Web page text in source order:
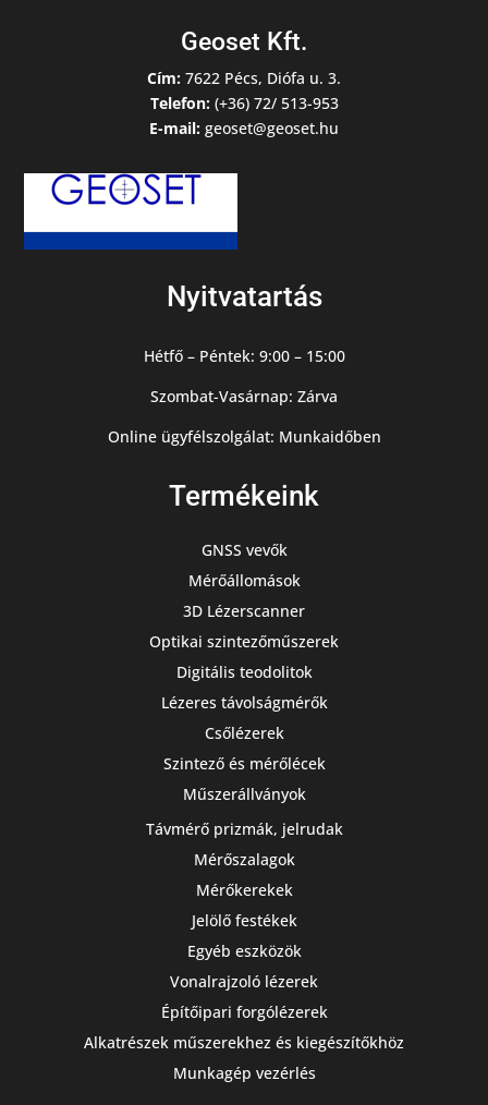
Geoset Kft.
Cím: 7622 Pécs, Diófa u. 3.
Telefon:(+36) 72/ 513-953
E-mail: geoset@geoset.hu
Nyitvatartás
Hétfő – Péntek: 9:00 – 15:00
Szombat-Vasárnap: Zárva
Online ügyfélszolgálat: Munkaidőben
Termékeink
GNSS vevők
Mérőállomások
3D Lézerscanner
Optikai szintezőműszerek
Digitális teodolitok
Lézeres távolságmérők
Csőlézerek
Szintező és mérőlécek
Műszerállványok
Távmérő prizmák, jelrudak
Mérőszalagok
Mérőkerekek
Jelölő festékek
Egyéb eszközök
Vonalrajzoló lézerek
Építőipari forgólézerek
Alkatrészek műszerekhez és kiegészítőkhöz
Munkagép vezérlés